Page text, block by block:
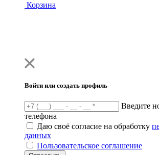
Корзина
Войти или создать профиль
Введите
телефона
Даю своё согласие на обработку
данных
Пользовательское соглашение